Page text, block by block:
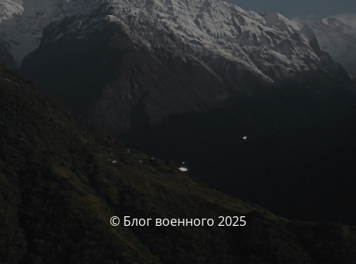
© Блог военного 2025